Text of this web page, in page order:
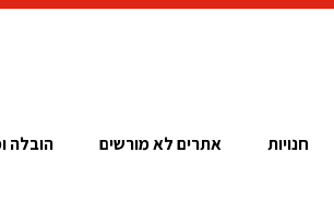
חנויות אתרים לא מורשים הובלה